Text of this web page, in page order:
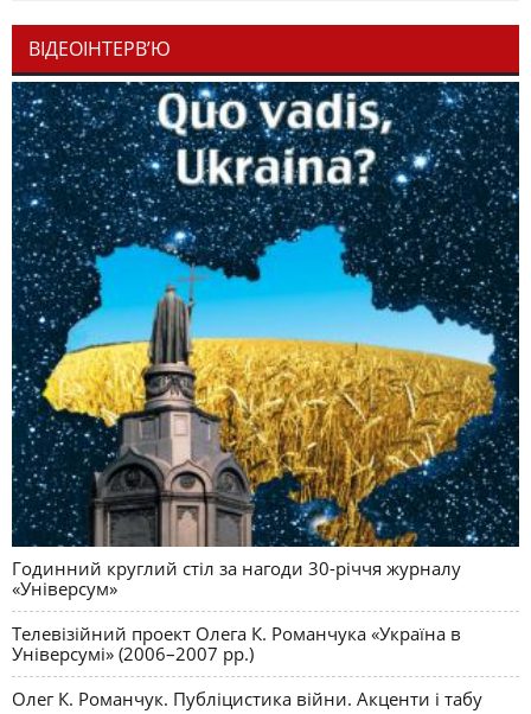
ВІДЕОІНТЕРВ’Ю
Годинний круглий стіл за нагоди 30-річчя журналу
«Універсум»
Телевізійний проект Олега К. Романчука «Україна в
Універсумі» (2006–2007 рр.)
Олег К. Романчук. Публіцистика війни. Акценти і табу